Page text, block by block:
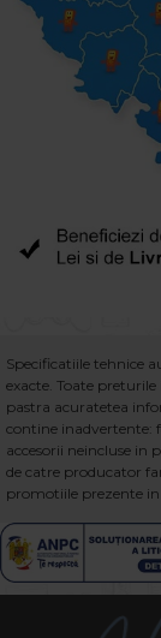
Specificatiile tehnice
exacte. Toate
pastra acuratetea
contine inadvertente:
accesorii neincluse in
de catre producator
promotiile prezente